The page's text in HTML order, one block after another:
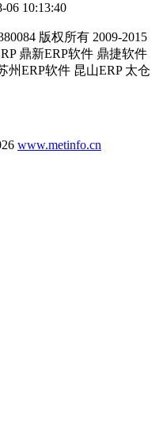
06 10:13:40
版权所有 2009-2015
鼎新ERP软件 鼎捷软件
州ERP软件 昆山ERP 太仓
www.metinfo.cn